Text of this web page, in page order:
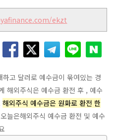
ekzt
고 달러로 예수금이 묶여있는 경
해외주식은 예수금 환전 후 , 예수
해외주식 예수금은 원화로 환전 한
오늘은해외주식 예수금 환전 및 예수